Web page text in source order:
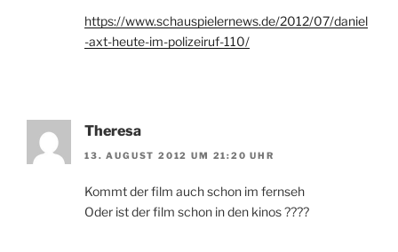
https://www.schauspielernews.de/2012/07/daniel
-axt-heute-im-polizeiruf-110/
Theresa
13. AUGUST 2012 UM 21:20 UHR
Kommt der film auch schon im fernseh
Oder ist der film schon in den kinos ????